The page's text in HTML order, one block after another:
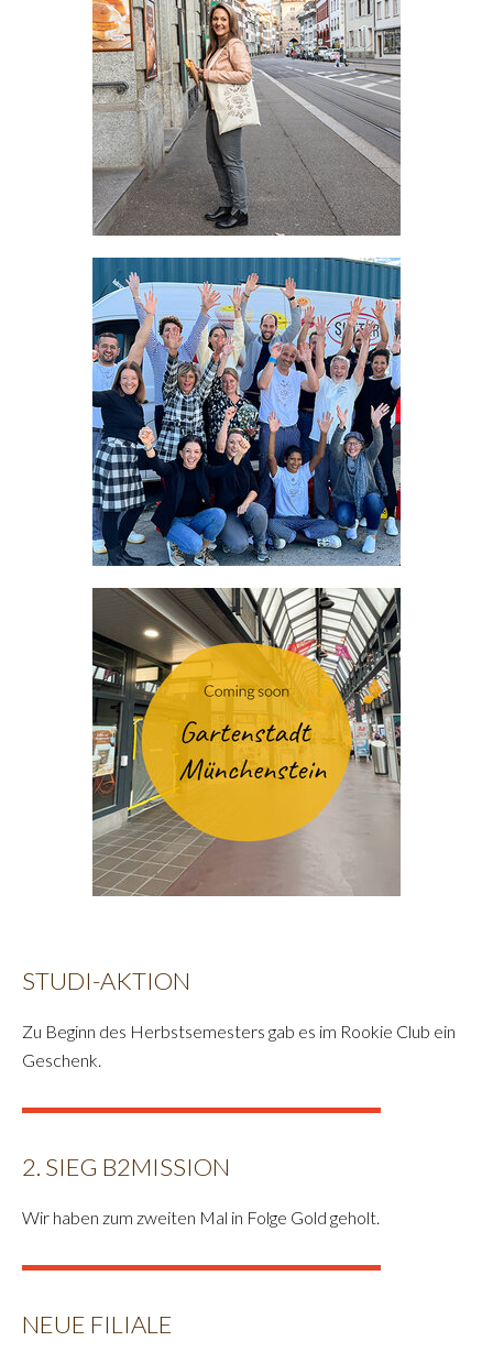
STUDI-AKTION
Zu Beginn des Herbstsemesters gab es im Rookie Club ein
Geschenk.
2. SIEG B2MISSION
Wir haben zum zweiten Mal in Folge Gold geholt.
NEUE FILIALE